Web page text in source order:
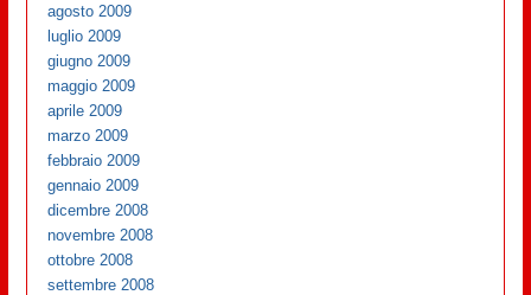
agosto 2009
luglio 2009
giugno 2009
maggio 2009
aprile 2009
marzo 2009
febbraio 2009
gennaio 2009
dicembre 2008
novembre 2008
ottobre 2008
settembre 2008